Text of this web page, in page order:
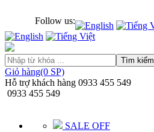
Follow us:
Tìm kiếm
Giỏ hàng(0 SP)
Hỗ trợ khách hàng 0933 455 549
0933 455 549
SALE OFF